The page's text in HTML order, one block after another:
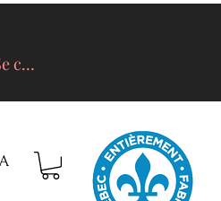
connecter